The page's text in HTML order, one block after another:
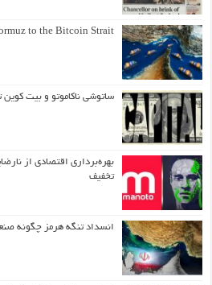
to the Bitcoin Strait
ساتوشی ناکاموتو و بیت کوین
بهره‌برداری اقتصادی از
تخفیف
انسداد تنگه هرمز چگونه